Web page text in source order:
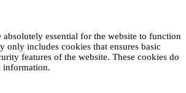
absolutely essential for the website to function
only includes cookies that ensures basic
features of the website. These cookies do
information.